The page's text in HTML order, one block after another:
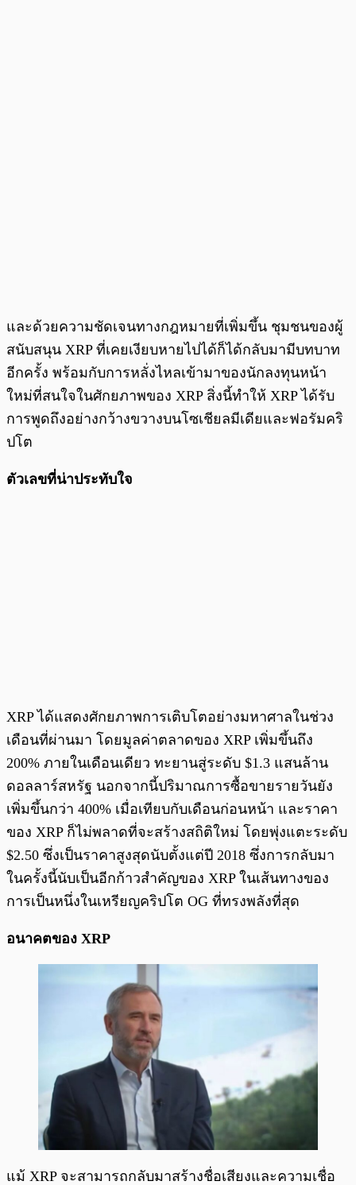
และด้วยความชัดเจนทางกฎหมายที่เพิ่มขึ้น ชุมชนของผู้
สนับสนุน XRP ที่เคยเงียบหายไปได้ก็ได้กลับมามีบทบาท
อีกครั้ง พร้อมกับการหลั่งไหลเข้ามาของนักลงทุนหน้า
ใหม่ที่สนใจในศักยภาพของ XRP สิ่งนี้ทำให้ XRP ได้รับ
การพูดถึงอย่างกว้างขวางบนโซเชียลมีเดียและฟอรัมคริ
ปโต
ตัวเลขที่น่าประทับใจ
XRP ได้แสดงศักยภาพการเติบโตอย่างมหาศาลในช่วง
เดือนที่ผ่านมา โดยมูลค่าตลาดของ XRP เพิ่มขึ้นถึง
200% ภายในเดือนเดียว ทะยานสู่ระดับ $1.3 แสนล้าน
ดอลลาร์สหรัฐ นอกจากนี้ปริมาณการซื้อขายรายวันยัง
เพิ่มขึ้นกว่า 400% เมื่อเทียบกับเดือนก่อนหน้า และราคา
ของ XRP ก็ไม่พลาดที่จะสร้างสถิติใหม่ โดยพุ่งแตะระดับ
$2.50 ซึ่งเป็นราคาสูงสุดนับตั้งแต่ปี 2018 ซึ่งการกลับมา
ในครั้งนี้นับเป็นอีกก้าวสำคัญของ XRP ในเส้นทางของ
การเป็นหนึ่งในเหรียญคริปโต OG ที่ทรงพลังที่สุด
อนาคตของ XRP
แม้ XRP จะสามารถกลับมาสร้างชื่อเสียงและความเชื่อ